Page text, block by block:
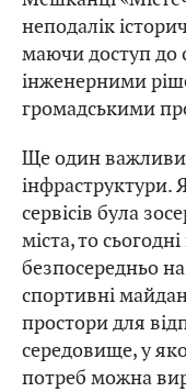
неподалік
маючи доступ до
інженерними
громадськими
Ще один
інфраструктури.
сервісів була
міста, то
безпосередньо
спортивні
простори для
середовище, у
потреб можна